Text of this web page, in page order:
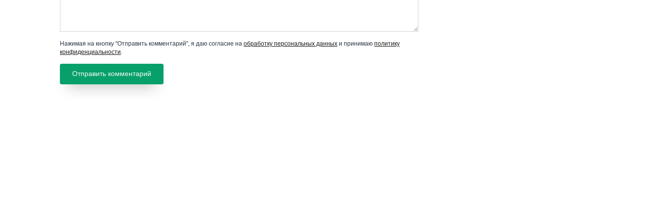
Нажимая на кнопку "Отправить комментарий", я даю согласие на обработку персональных данных и принимаю политику
конфиденциальности